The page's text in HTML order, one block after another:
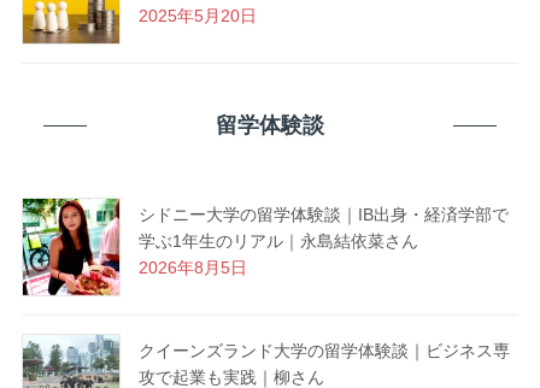
2025年5月20日
留学体験談
シドニー大学の留学体験談｜IB出身・経済学部で
学ぶ1年生のリアル｜永島結依菜さん
2026年8月5日
クイーンズランド大学の留学体験談｜ビジネス専
攻で起業も実践｜柳さん